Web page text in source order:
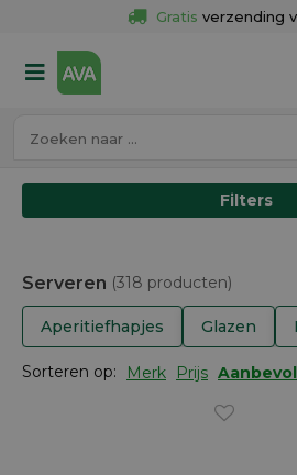
Gratis verzending
50
Filters
Serveren (318 producten)
Aperitiefhapjes Glazen
Sorteren op: Merk Prijs